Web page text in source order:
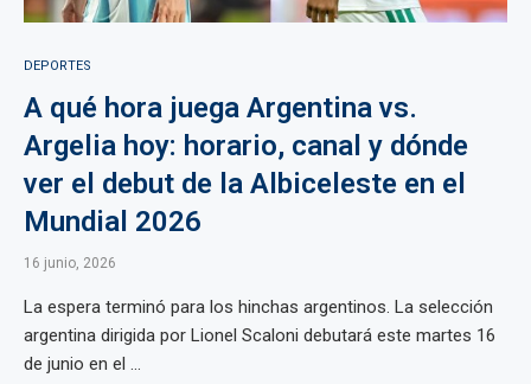
DEPORTES
A qué hora juega Argentina vs.
Argelia hoy: horario, canal y dónde
ver el debut de la Albiceleste en el
Mundial 2026
16 junio, 2026
La espera terminó para los hinchas argentinos. La selección
argentina dirigida por Lionel Scaloni debutará este martes 16
de junio en el ...